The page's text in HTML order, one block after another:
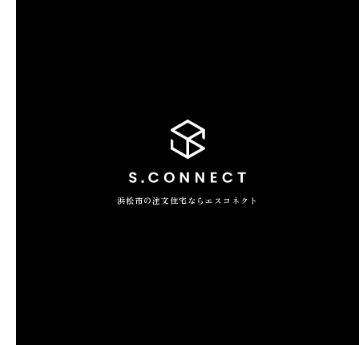
浜松市の注文住宅ならエスコネクト